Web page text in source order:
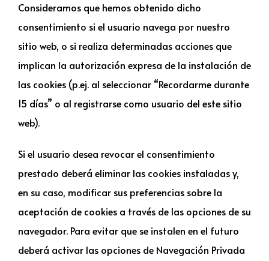
Consideramos que hemos obtenido dicho
consentimiento si el usuario navega por nuestro
sitio web, o si realiza determinadas acciones que
implican la autorización expresa de la instalación de
las cookies (p.ej. al seleccionar “Recordarme durante
15 días” o al registrarse como usuario del este sitio
web).
Si el usuario desea revocar el consentimiento
prestado deberá eliminar las cookies instaladas y,
en su caso, modificar sus preferencias sobre la
aceptación de cookies a través de las opciones de su
navegador. Para evitar que se instalen en el futuro
deberá activar las opciones de Navegación Privada